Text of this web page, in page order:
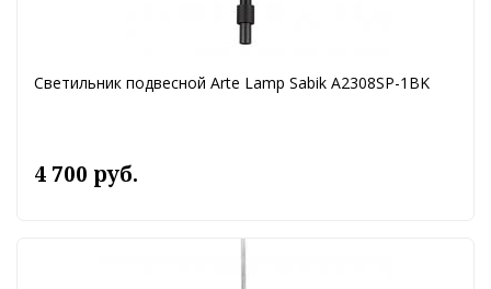
Светильник подвесной Arte Lamp Sabik A2308SP-1BK
4 700 руб.